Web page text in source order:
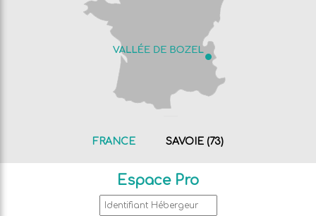
FRANCE SAVOIE (73)
Espace Pro